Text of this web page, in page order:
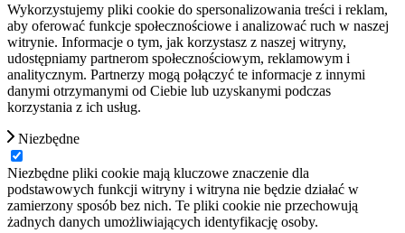
Wykorzystujemy pliki cookie do spersonalizowania treści i reklam,
aby oferować funkcje społecznościowe i analizować ruch w naszej
witrynie. Informacje o tym, jak korzystasz z naszej witryny,
udostępniamy partnerom społecznościowym, reklamowym i
analitycznym. Partnerzy mogą połączyć te informacje z innymi
danymi otrzymanymi od Ciebie lub uzyskanymi podczas
korzystania z ich usług.
Niezbędne
Niezbędne pliki cookie mają kluczowe znaczenie dla
podstawowych funkcji witryny i witryna nie będzie działać w
zamierzony sposób bez nich. Te pliki cookie nie przechowują
żadnych danych umożliwiających identyfikację osoby.